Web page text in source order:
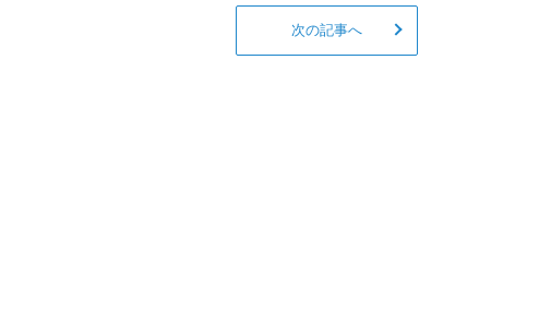
次の記事へ